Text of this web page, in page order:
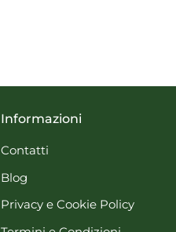
Informazioni
Contatti
Blog
Privacy e Cookie Policy